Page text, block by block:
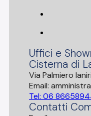
Uffici e
Cisterna di
Via Palmiero
Email:
Tel: 06
Contatti